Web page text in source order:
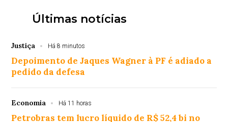
Últimas notícias
Justiça Há 8 minutos
Depoimento de Jaques Wagner à PF é adiado a
pedido da defesa
Economia Há 11 horas
Petrobras tem lucro líquido de R$ 52,4 bi no